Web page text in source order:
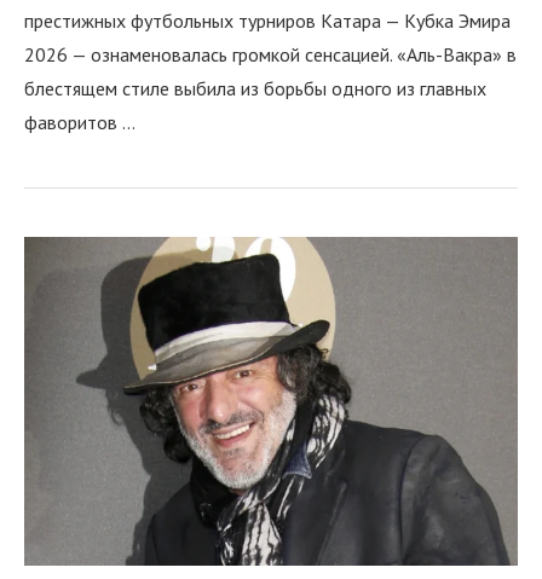
престижных футбольных турниров Катара — Кубка Эмира
2026 — ознаменовалась громкой сенсацией. «Аль-Вакра» в
блестящем стиле выбила из борьбы одного из главных
фаворитов …